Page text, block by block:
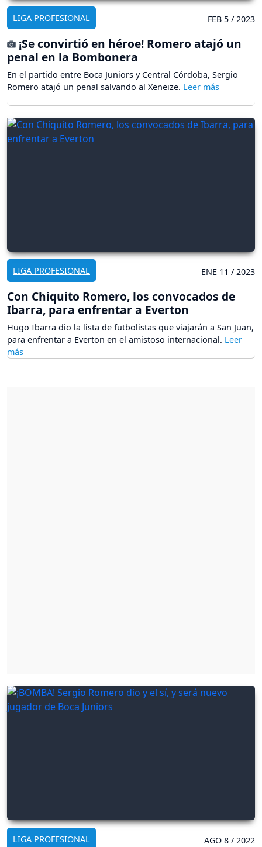
LIGA PROFESIONAL FEB 5 / 2023
¡Se convirtió en héroe! Romero atajó un
penal en la Bombonera
En el partido entre Boca Juniors y Central Córdoba, Sergio
Romero atajó un penal salvando al Xeneize.
LIGA PROFESIONAL ENE 11 / 2023
Con Chiquito Romero, los convocados de
Ibarra, para enfrentar a Everton
Hugo Ibarra dio la lista de futbolistas que viajarán a San Juan,
para enfrentar a Everton en el amistoso internacional.
LIGA PROFESIONAL AGO 8 / 2022